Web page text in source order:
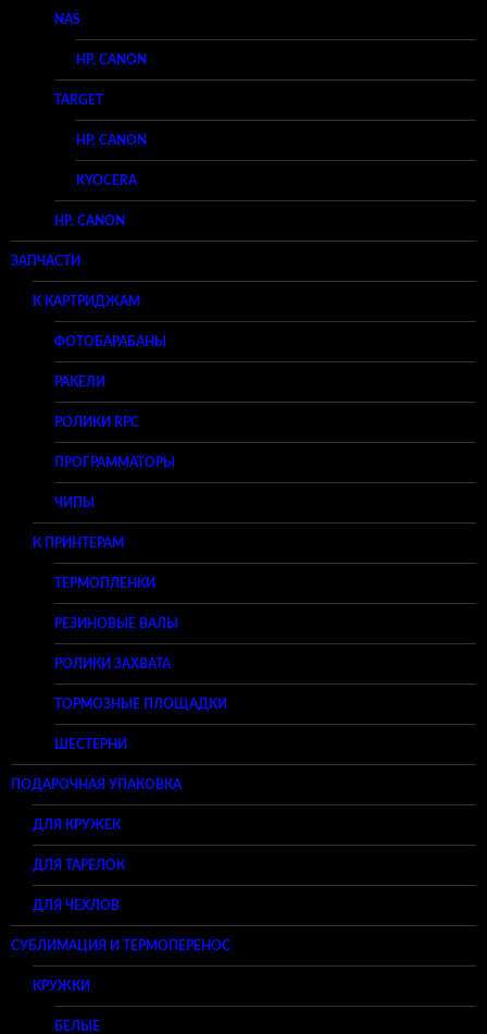
NAS
HP, CANON
TARGET
HP, CANON
KYOCERA
HP, CANON
ЗАПЧАСТИ
К КАРТРИДЖАМ
ФОТОБАРАБАНЫ
РАКЕЛИ
РОЛИКИ RPC
ПРОГРАММАТОРЫ
ЧИПЫ
К ПРИНТЕРАМ
ТЕРМОПЛЕНКИ
РЕЗИНОВЫЕ ВАЛЫ
РОЛИКИ ЗАХВАТА
ТОРМОЗНЫЕ ПЛОЩАДКИ
ШЕСТЕРНИ
ПОДАРОЧНАЯ УПАКОВКА
ДЛЯ КРУЖЕК
ДЛЯ ТАРЕЛОК
ДЛЯ ЧЕХЛОВ
СУБЛИМАЦИЯ И ТЕРМОПЕРЕНОС
КРУЖКИ
БЕЛЫЕ